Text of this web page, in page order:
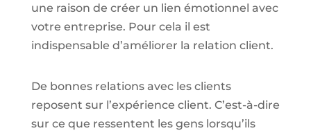
une raison de créer un lien émotionnel avec
votre entreprise. Pour cela il est
indispensable d’améliorer la relation client.
De bonnes relations avec les clients
reposent sur l’expérience client. C’est-à-dire
sur ce que ressentent les gens lorsqu’ils